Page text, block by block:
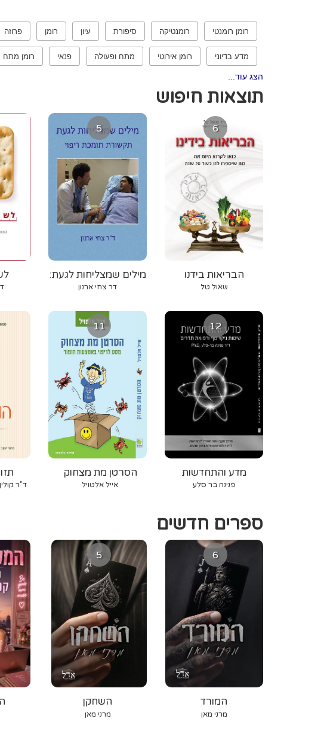
רומן רומנטי רומנטיקה סיפורת עיון רומן פרוזה
מדע בדיוני רומן אירוטי מתח ופעולה פנאי רומן מתח
הצג עוד...
תוצאות חיפוש
5
מילים שמצליחות לגעת:
תקשורת תומכת ריפוי
דר צחי ארנון
6
הבריאות בידנו
שאול טל
ד"ר
11
הסרטן מת מצחוק
אייל אלטויל
12
מדע והתחדשות
פנינה בר סלע
ספרים חדשים
5
השחקן
מרני מאן
6
המורד
מרני מאן